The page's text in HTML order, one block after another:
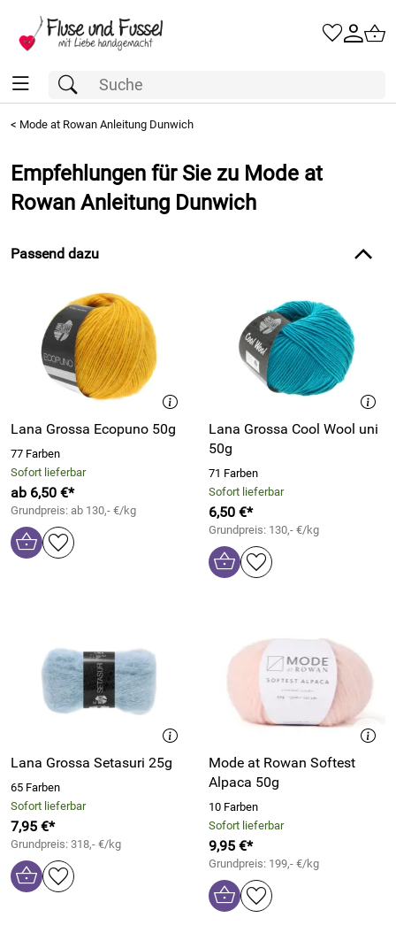
< Mode at Rowan Anleitung Dunwich
Empfehlungen für Sie zu Mode at
Rowan Anleitung Dunwich
Passend dazu
Lana Grossa Ecopuno 50g
77 Farben
Sofort lieferbar
ab 6,50 €*
Grundpreis: ab 130,- €/kg
Lana Grossa Cool Wool uni
50g
71 Farben
Sofort lieferbar
6,50 €*
Grundpreis: 130,- €/kg
Lana Grossa Setasuri 25g
65 Farben
Sofort lieferbar
7,95 €*
Grundpreis: 318,- €/kg
Mode at Rowan Softest
Alpaca 50g
10 Farben
Sofort lieferbar
9,95 €*
Grundpreis: 199,- €/kg